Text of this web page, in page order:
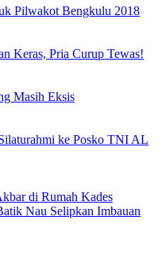
Pilwakot Bengkulu 2018
Keras, Pria Curup Tewas!
Masih Eksis
ke Posko TNI AL
di Rumah Kades
Nau Selipkan Imbauan